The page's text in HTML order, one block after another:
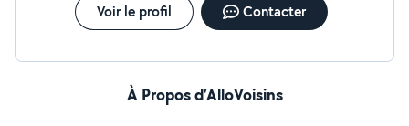
Voir le profil Contacter
À Propos d’AlloVoisins